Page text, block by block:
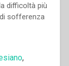
difficoltà più
sofferenza
,